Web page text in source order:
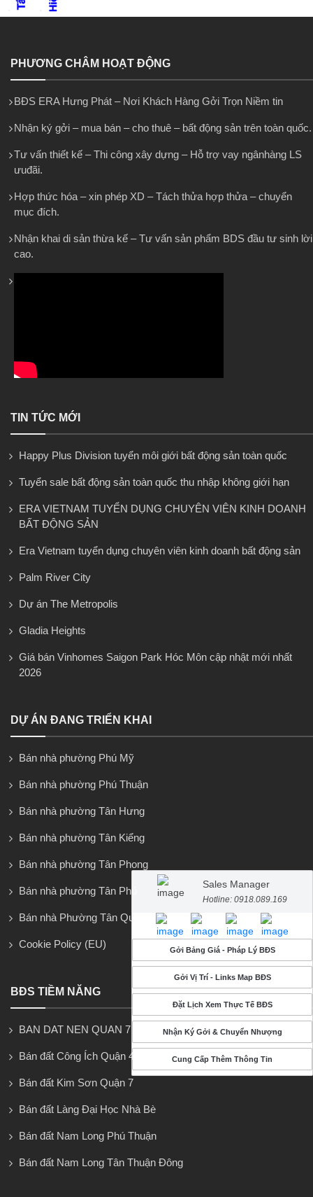
Sales Manager
Hotline: 0918.089.169
Gởi Bảng Giá - Pháp Lý BĐS
Gởi Vị Trí - Links Map BĐS
Đặt Lịch Xem Thực Tế BĐS
Nhận Ký Gởi & Chuyển Nhượng
Cung Cấp Thêm Thông Tin
PHƯƠNG CHÂM HOẠT ĐỘNG
BĐS ERA Hưng Phát – Nơi Khách Hàng Gởi Trọn Niềm tin
Nhận ký gởi – mua bán – cho thuê – bất động sản trên toàn quốc.
Tư vấn thiết kế – Thi công xây dựng – Hỗ trợ vay ngânhàng LS
ưuđãi.
Hợp thức hóa – xin phép XD – Tách thửa hợp thửa – chuyển
mục đích.
Nhận khai di sản thừa kế – Tư vấn sản phẩm BDS đầu tư sinh lời
cao.
TIN TỨC MỚI
Happy Plus Division tuyển môi giới bất động sản toàn quốc
Tuyển sale bất động sản toàn quốc thu nhập không giới hạn
ERA VIETNAM TUYỂN DỤNG CHUYÊN VIÊN KINH DOANH
BẤT ĐỘNG SẢN
Era Vietnam tuyển dụng chuyên viên kinh doanh bất động sản
Palm River City
Dự án The Metropolis
Gladia Heights
Giá bán Vinhomes Saigon Park Hóc Môn cập nhật mới nhất
2026
DỰ ÁN ĐANG TRIỂN KHAI
Bán nhà phường Phú Mỹ
Bán nhà phường Phú Thuận
Bán nhà phường Tân Hưng
Bán nhà phường Tân Kiểng
Bán nhà phường Tân Phong
Bán nhà phường Tân Phú
Bán nhà Phường Tân Quy
Cookie Policy (EU)
BĐS TIỀM NĂNG
BAN DAT NEN QUAN 7
Bán đất Công Ích Quận 4
Bán đất Kim Sơn Quận 7
Bán đất Làng Đại Học Nhà Bè
Bán đất Nam Long Phú Thuận
Bán đất Nam Long Tân Thuận Đông